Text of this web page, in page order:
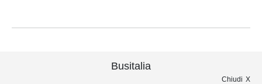
Busitalia
Chiudi